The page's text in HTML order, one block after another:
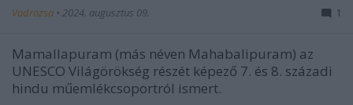
Vadrozsa • 2024. augusztus 09. 1
Mamallapuram (más néven Mahabalipuram) az
UNESCO Világörökség részét képező 7. és 8. századi
hindu műemlékcsoportról ismert.